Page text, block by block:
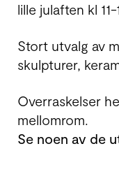
lille julaften kl 11-
Stort utvalg av
skulpturer,
Overraskelser
mellomrom.
Se noen av de